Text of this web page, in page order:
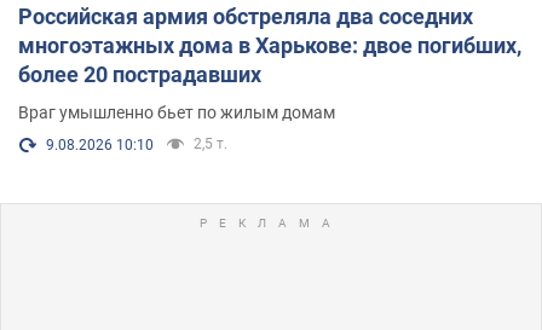
Российская армия обстреляла два соседних
многоэтажных дома в Харькове: двое погибших,
более 20 пострадавших
Враг умышленно бьет по жилым домам
9.08.2026 10:10 2,5 т.